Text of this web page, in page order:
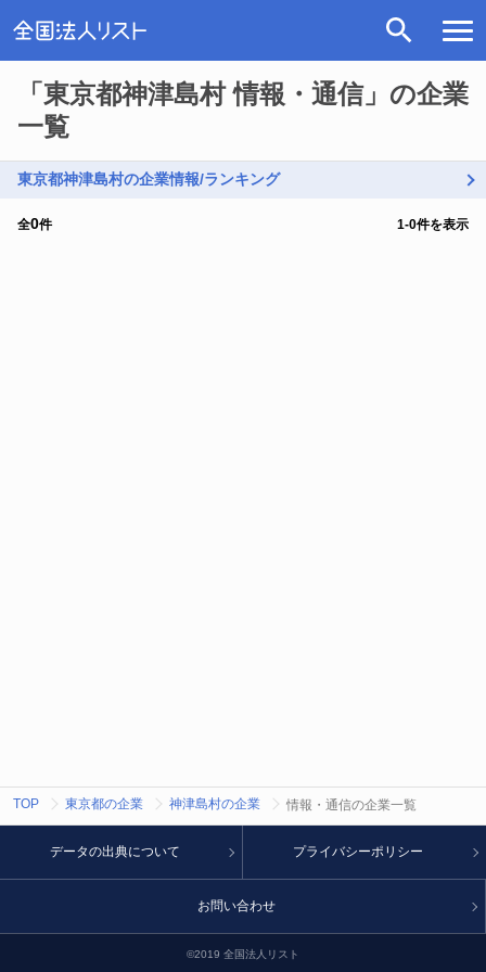
「東京都神津島村 情報・通信」の企業
一覧
東京都神津島村の企業情報/ランキング
全0件 1-0件を表示
TOP 東京都の企業 神津島村の企業 情報・通信の企業一覧
©2019 全国法人リスト
データの出典について プライバシーポリシー
お問い合わせ